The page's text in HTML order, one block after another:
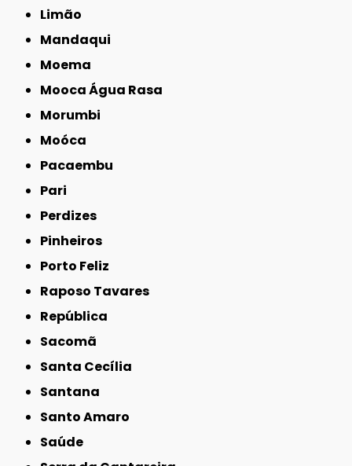
Limão
Mandaqui
Moema
Mooca Água Rasa
Morumbi
Moóca
Pacaembu
Pari
Perdizes
Pinheiros
Porto Feliz
Raposo Tavares
República
Sacomã
Santa Cecília
Santana
Santo Amaro
Saúde